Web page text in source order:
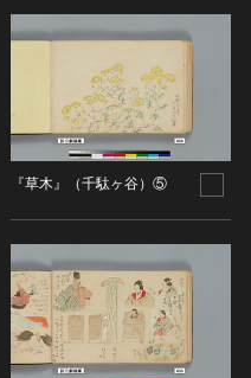
『草木』（千駄ヶ谷）⑤